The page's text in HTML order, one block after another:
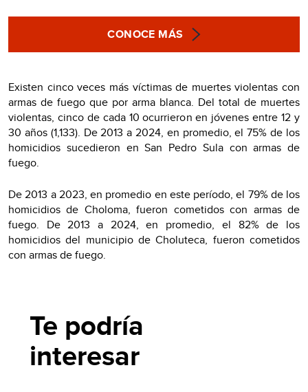
CONOCE MÁS
Existen cinco veces más víctimas de muertes violentas con
armas de fuego que por arma blanca. Del total de muertes
violentas, cinco de cada 10 ocurrieron en jóvenes entre 12 y
30 años (1,133). De 2013 a 2024, en promedio, el 75% de los
homicidios sucedieron en San Pedro Sula con armas de
fuego.
De 2013 a 2023, en promedio en este período, el 79% de los
homicidios de Choloma, fueron cometidos con armas de
fuego. De 2013 a 2024, en promedio, el 82% de los
homicidios del municipio de Choluteca, fueron cometidos
con armas de fuego.
Te podría
interesar